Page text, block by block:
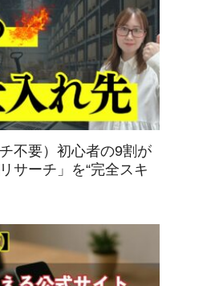
不要）初心者の9割が
サーチ」を“完全スキ